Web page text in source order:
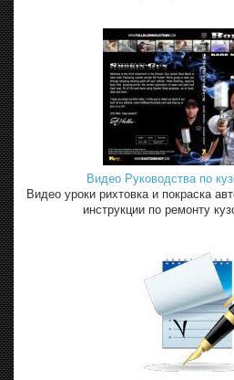
Видео Руководства по
Видео уроки рихтовка и покраска
инструкции по ремонту